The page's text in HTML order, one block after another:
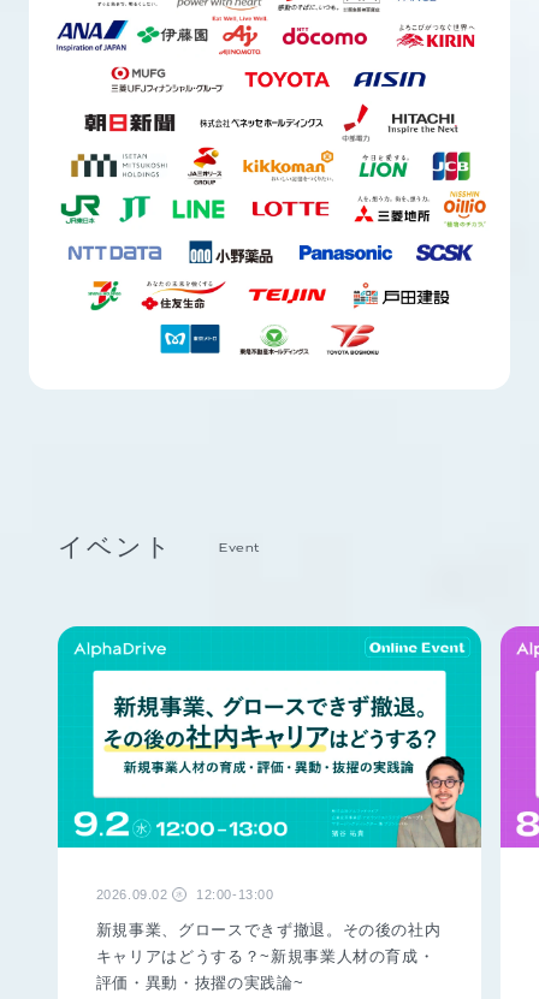
イベント Event
2026.09.02 水 12:00-13:00
新規事業、グロースできず撤退。その後の社内
キャリアはどうする？~新規事業人材の育成・
評価・異動・抜擢の実践論~